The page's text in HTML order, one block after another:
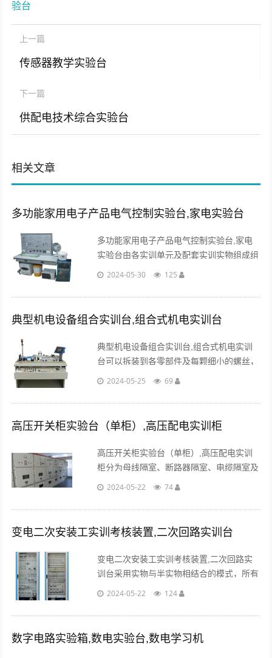
验台
上一篇
传感器教学实验台
下一篇
供配电技术综合实验台
相关文章
多功能家用电子产品电气控制实验台,家电实验台
多功能家用电子产品电气控制实验台,家电
实验台由各实训单元及配套实训实物组成组
成。实训电路板增设了智能故障点考核装
置。...
2024-05-30 125
典型机电设备组合实训台,组合式机电实训台
典型机电设备组合实训台,组合式机电实训
台可以拆装到各零部件及每颗细小的螺丝，
能很好的服务于项目实训教学；能根据不同
性。...
2024-05-25 69
高压开关柜实验台（单柜）,高压配电实训柜
高压开关柜实验台（单柜）,高压配电实训
柜分为母线隔室、断路器隔室、电缆隔室及
低压隔室等，避雷器、电流互感器、接地闸
2024-05-22 74
变电二次安装工实训考核装置,二次回路实训台
变电二次安装工实训考核装置,二次回路实
训台采用实物与半实物相结合的模式，所有
器件、电路均可由学生（员）自主安装、接
能力。...
2024-05-22 124
数字电路实验箱,数电实验台,数电学习机